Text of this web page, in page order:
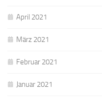
April 2021
März 2021
Februar 2021
Januar 2021